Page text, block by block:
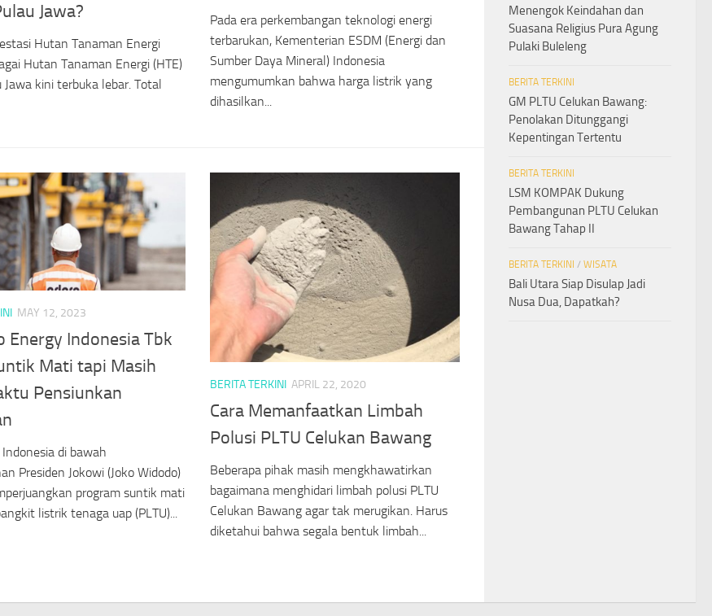
Jawa?
Hutan Tanaman Energi
Hutan Tanaman Energi (HTE)
Jawa kini terbuka lebar. Total
Pada era perkembangan teknologi energi
terbarukan, Kementerian ESDM (Energi dan
Sumber Daya Mineral) Indonesia
mengumumkan bahwa harga listrik yang
dihasilkan...
MAY 12, 2023
Energy Indonesia Tbk
Mati tapi Masih
Pensiunkan
di bawah
Presiden Jokowi (Joko Widodo)
program suntik mati
listrik tenaga uap (PLTU)...
BERITA TERKINI APRIL 22, 2020
Cara Memanfaatkan Limbah
Polusi PLTU Celukan Bawang
Beberapa pihak masih mengkhawatirkan
bagaimana menghidari limbah polusi PLTU
Celukan Bawang agar tak merugikan. Harus
diketahui bahwa segala bentuk limbah...
Menengok Keindahan dan
Suasana Religius Pura Agung
Pulaki Buleleng
BERITA TERKINI
GM PLTU Celukan Bawang:
Penolakan Ditunggangi
Kepentingan Tertentu
BERITA TERKINI
LSM KOMPAK Dukung
Pembangunan PLTU Celukan
Bawang Tahap II
BERITA TERKINI / WISATA
Bali Utara Siap Disulap Jadi
Nusa Dua, Dapatkah?